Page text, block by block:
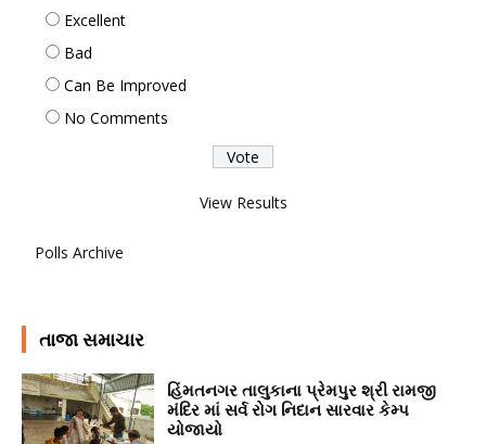
Excellent
Bad
Can Be Improved
No Comments
View Results
Polls Archive
તાજા સમાચાર
હિંમતનગર તાલુકાના પ્રેમપુર શ્રી રામજી
મંદિર માં સર્વ રોગ નિદાન સારવાર કેમ્પ
યોજાયો